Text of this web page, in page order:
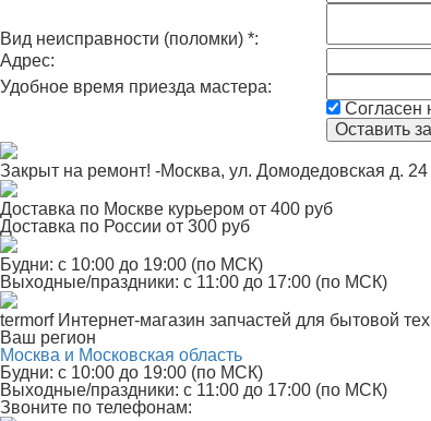
Вид неисправности (поломки) *:
Адрес:
Удобное время приезда мастера:
Согласен
Закрыт на ремонт! -Москва, ул. Домодедовская д.
Доставка по Москве курьером от 400 руб
Доставка по России от 300 руб
Будни: с 10:00 до 19:00 (по МСК)
Выходные/праздники: с 11:00 до 17:00 (по МСК)
termorf Интернет-магазин запчастей для бытовой
Ваш регион
Москва и Московская область
Будни: с 10:00 до 19:00 (по МСК)
Выходные/праздники: с 11:00 до 17:00 (по МСК)
Звоните по телефонам: